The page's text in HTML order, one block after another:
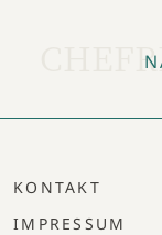
KONTAKT
IMPRESSUM